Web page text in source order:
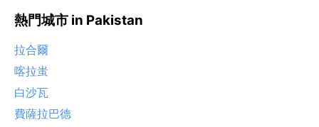
熱門城市 in Pakistan
拉合爾
喀拉蚩
白沙瓦
費薩拉巴德